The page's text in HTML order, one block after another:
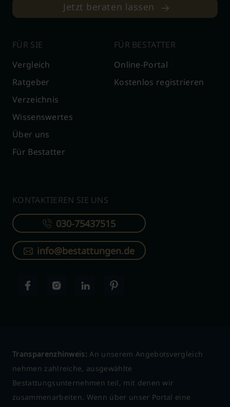
Jetzt beraten lassen
FÜR SIE
Vergleich
Ratgeber
Verzeichnis
Wissenswertes
Über uns
Für Bestatter
FÜR BESTATTER
Online-Portal
Kostenlos registrieren
KONTAKTIEREN SIE UNS
030-75437515
info@bestattungen.de
Transparenzhinweis: An unserem Angebotsvergleich
nehmen zahlreiche, ausgewählte
Bestattungsunternehmen teil, mit denen wir
zusammenarbeiten. Wenn über unser Portal eine